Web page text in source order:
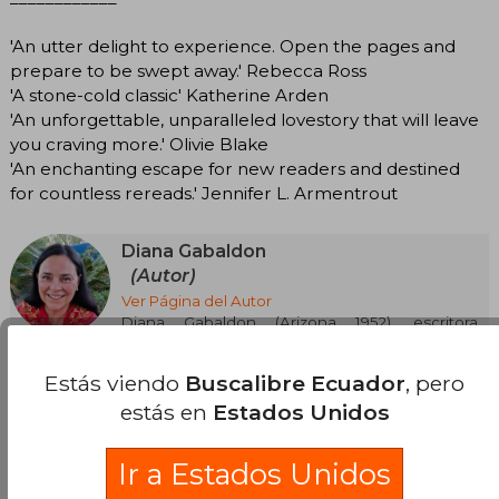
'An utter delight to experience. Open the pages and
prepare to be swept away.' Rebecca Ross
'A stone-cold classic' Katherine Arden
'An unforgettable, unparalleled lovestory that will leave
you craving more.' Olivie Blake
'An enchanting escape for new readers and destined
for countless rereads.' Jennifer L. Armentrout
Diana Gabaldon
(Autor)
Ver Página del Autor
Diana Gabaldon (Arizona 1952), escritora
Ecología (doctorado), combinó su carrera
académica -publicando artículos científicos y
relatos humorísticos para Disney- con la
(Outlander), su primera novela, que mezcla
romance histórico, aventura y viajes en el
Estás viendo Buscalibre Ecuador, pero
estás en Estados Unidos
Ir a Estados Unidos